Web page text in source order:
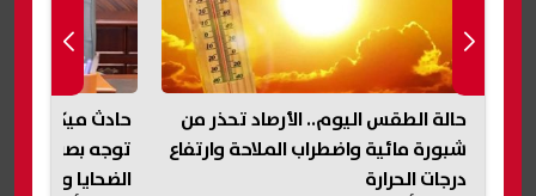
حالة الطقس اليوم.. الأرصاد تحذر من
شبورة مائية واضطراب الملاحة وارتفاع
درجات الحرارة
حادث ميكروباص
توجه بصرف
الضحايا